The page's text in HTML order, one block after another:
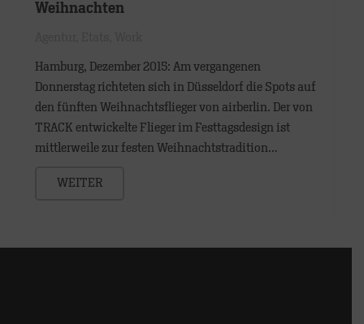
Weihnachten
Hamburg, Dezember 2015: Am vergangenen
Donnerstag richteten sich in Düsseldorf die Spots auf
den fünften Weihnachtsflieger von airberlin. Der von
TRACK entwickelte Flieger im Festtagsdesign ist
mittlerweile zur festen Weihnachtstradition…
WEITER